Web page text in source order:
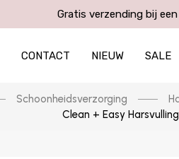
Gratis verzending bij
CONTACT NIEUW SALE
Schoonheidsverzorging
Clean + Easy